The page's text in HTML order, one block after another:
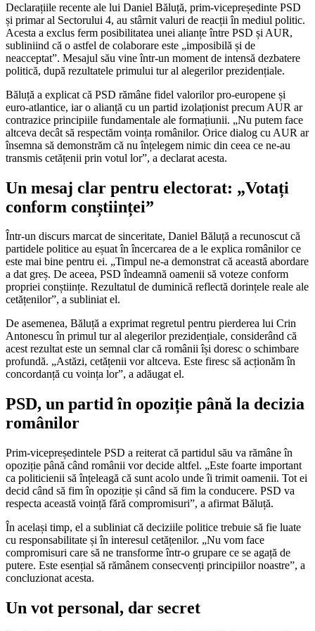
Declarațiile recente ale lui Daniel Băluță, prim-vicepreședinte PSD
și primar al Sectorului 4, au stârnit valuri de reacții în mediul politic.
Acesta a exclus ferm posibilitatea unei alianțe între PSD și AUR,
subliniind că o astfel de colaborare este „imposibilă și de
neacceptat”. Mesajul său vine într-un moment de intensă dezbatere
politică, după rezultatele primului tur al alegerilor prezidențiale.
Băluță a explicat că PSD rămâne fidel valorilor pro-europene și
euro-atlantice, iar o alianță cu un partid izolaționist precum AUR ar
contrazice principiile fundamentale ale formațiunii. „Nu putem face
altceva decât să respectăm voința românilor. Orice dialog cu AUR ar
însemna să demonstrăm că nu înțelegem nimic din ceea ce ne-au
transmis cetățenii prin votul lor”, a declarat acesta.
Un mesaj clar pentru electorat: „Votați
conform conștiinței”
Într-un discurs marcat de sinceritate, Daniel Băluță a recunoscut că
partidele politice au eșuat în încercarea de a le explica românilor ce
este mai bine pentru ei. „Timpul ne-a demonstrat că această abordare
a dat greș. De aceea, PSD îndeamnă oamenii să voteze conform
propriei conștiințe. Rezultatul de duminică reflectă dorințele reale ale
cetățenilor”, a subliniat el.
De asemenea, Băluță a exprimat regretul pentru pierderea lui Crin
Antonescu în primul tur al alegerilor prezidențiale, considerând că
acest rezultat este un semnal clar că românii își doresc o schimbare
profundă. „Astăzi, cetățenii vor altceva. Este firesc să acționăm în
concordanță cu voința lor”, a adăugat el.
PSD, un partid în opoziție până la decizia
românilor
Prim-vicepreședintele PSD a reiterat că partidul său va rămâne în
opoziție până când românii vor decide altfel. „Este foarte important
ca politicienii să înțeleagă că sunt acolo unde îi trimit oamenii. Tot ei
decid când să fim în opoziție și când să fim la conducere. PSD va
respecta această voință fără compromisuri”, a afirmat Băluță.
În același timp, el a subliniat că deciziile politice trebuie să fie luate
cu responsabilitate și în interesul cetățenilor. „Nu vom face
compromisuri care să ne transforme într-o grupare ce se agață de
putere. Este esențial să rămânem consecvenți principiilor noastre”, a
concluzionat acesta.
Un vot personal, dar secret